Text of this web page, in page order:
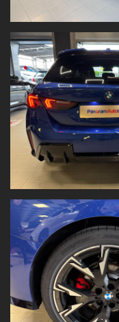
curved display con
dettagli esterni M Sport
dettagli interni M Sport
driving assistant
fari anteriori a LED
fari posteriori a LED
impianto frenante
inteni in Alcantara/
modanature interne in
padiglione in antracite
retrovisori esterni
sedile guidatore
sedili anteriori sportivi
sospensioni adattive
spoiler posteriore M
telecamera posteriore
volante sportivo M con
Prezzo più